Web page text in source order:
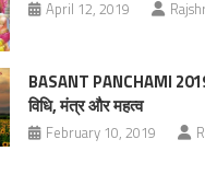
April 12, 2019
BASANT PANCHAMI
विधि, मंत्र और महत्व
February 10, 2019